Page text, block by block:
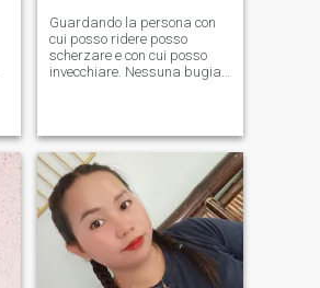
Guardando la persona con
cui posso ridere posso
scherzare e con cui posso
invecchiare. Nessuna bugia,
quello che mi chiedi. . Non sto
cercando un ragazzo ricco e
non ho bisogno di cose di
lusso. Possiamo essere ricchi
insieme con amore e denaro.
Ma se già sei ricco, buono
per te.